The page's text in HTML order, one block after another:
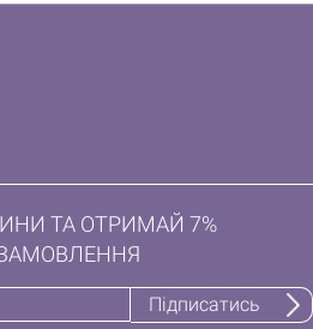
ТА ОТРИМАЙ 7%
Підписатись